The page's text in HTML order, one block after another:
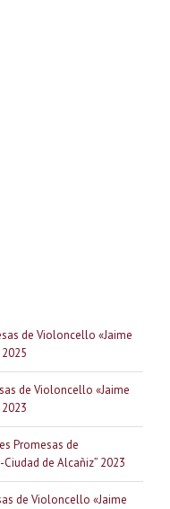
de Violoncello «Jaime
de Violoncello «Jaime
Promesas de
de Alcañiz” 2023
de Violoncello «Jaime